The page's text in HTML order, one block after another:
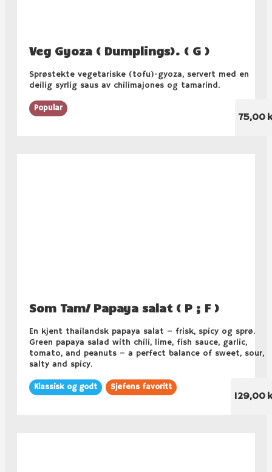
Veg Gyoza ( Dumplings). ( G )
Sprøstekte vegetariske (tofu)-gyoza, servert med en
deilig syrlig saus av chilimajones og tamarind.
Popular
75,00
Som Tam/ Papaya salat ( P ; F )
En kjent thailandsk papaya salat – frisk, spicy og sprø.
Green papaya salad with chili, lime, fish sauce, garlic,
tomato, and peanuts – a perfect balance of sweet, sour,
salty and spicy.
Klassisk og godt Sjefens favoritt
129,00